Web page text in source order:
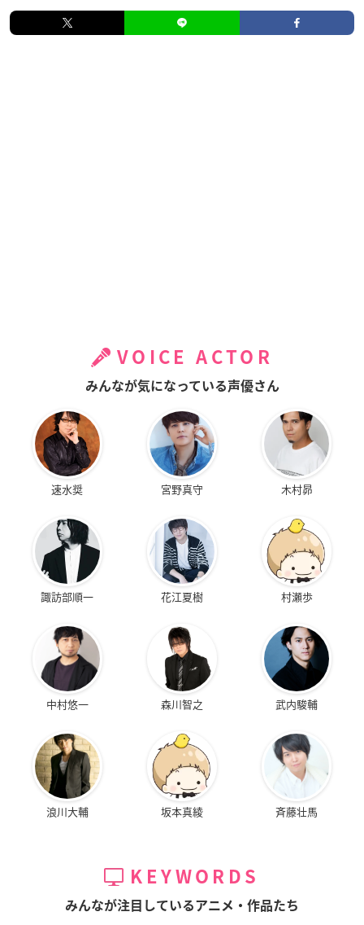
VOICE ACTOR
みんなが気になっている声優さん
速水奨 宮野真守 木村昴
諏訪部順一 花江夏樹 村瀬歩
中村悠一 森川智之 武内駿輔
浪川大輔 坂本真綾 斉藤壮馬
KEYWORDS
みんなが注目しているアニメ・作品たち